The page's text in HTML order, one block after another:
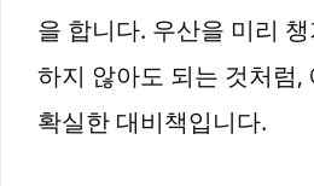
을 합니다. 우산을 미리
하지 않아도 되는 것처럼,
확실한 대비책입니다.